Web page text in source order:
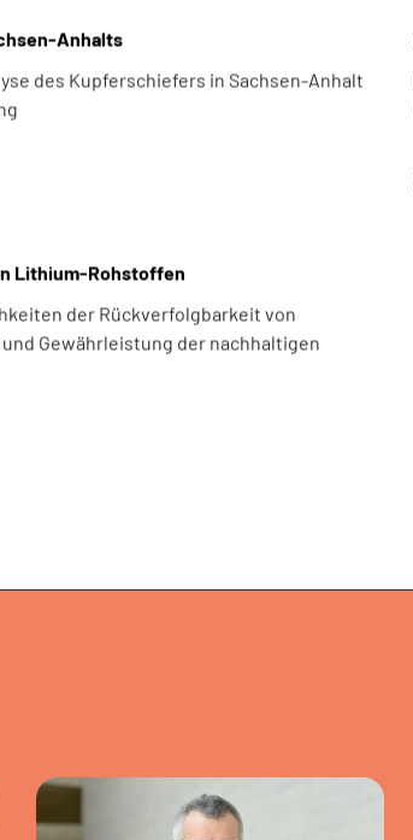
Anhalts
des Kupferschiefers in Sachsen-Anhalt
Lithium-Rohstoffen
der Rückverfolgbarkeit von
Gewährleistung der nachhaltigen